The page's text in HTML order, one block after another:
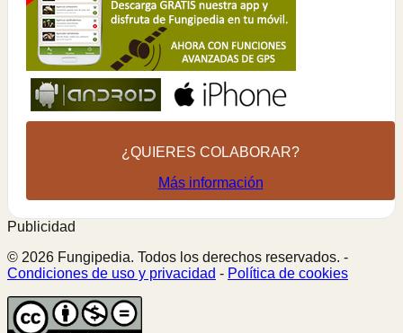
¿QUIERES COLABORAR?
Más información
Publicidad
© 2026 Fungipedia. Todos los derechos reservados. -
Condiciones de uso y privacidad - Política de cookies